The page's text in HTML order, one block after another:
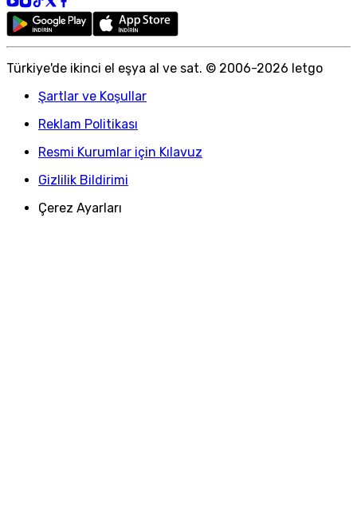
Türkiye'de ikinci el eşya al ve sat. © 2006-2026 letgo
Şartlar ve Koşullar
Reklam Politikası
Resmi Kurumlar için Kılavuz
Gizlilik Bildirimi
Çerez Ayarları